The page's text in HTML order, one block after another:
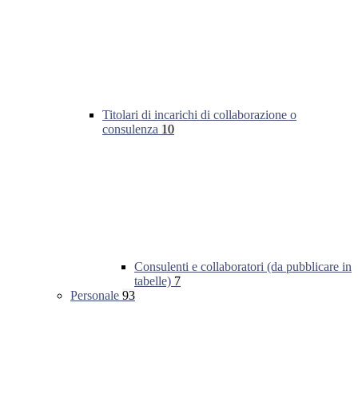
Titolari di incarichi di collaborazione o
consulenza 10
Consulenti e collaboratori (da pubblicare in
tabelle) 7
Personale 93